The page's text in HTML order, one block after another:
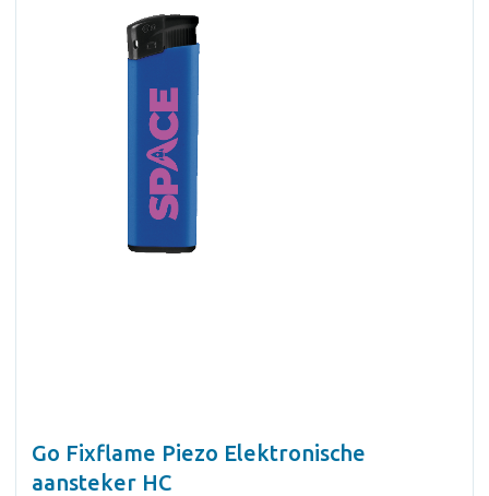
Go Fixflame Piezo Elektronische
aansteker HC